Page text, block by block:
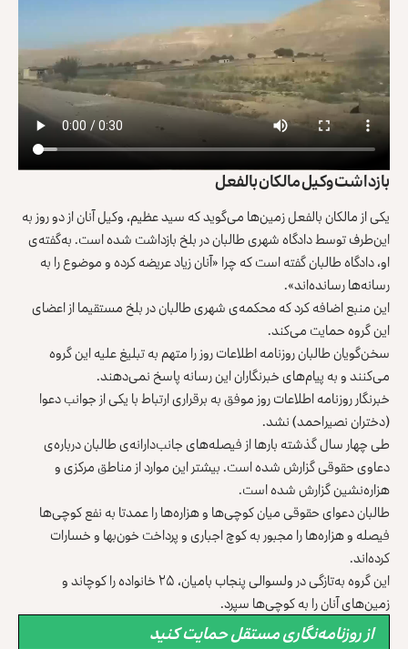
بازداشت وکیل مالکان بالفعل
یکی از مالکان بالفعل زمین‌ها می‌گوید که سید عظیم، وکیل آنان از دو روز به
این‌طرف توسط دادگاه شهری طالبان در بلخ بازداشت شده است. به‌گفته‌ی
او، دادگاه طالبان گفته است که چرا «آنان زیاد عریضه کرده و موضوع را به
رسانه‌ها رسانده‌اند».
این منبع اضافه کرد که محکمه‌ی شهری طالبان در بلخ مستقیما از اعضای
این گروه حمایت می‌کند.
سخن‌گویان طالبان روزنامه اطلاعات روز را متهم به تبلیغ علیه این گروه
می‌کنند و به پیام‌های خبرنگاران این رسانه پاسخ نمی‌دهند.
خبرنگار روزنامه اطلاعات روز موفق به برقراری ارتباط با یکی از جوانب دعوا
(دختران نصیراحمد) نشد.
طی چهار سال گذشته بارها از فیصله‌های جانب‌دارانه‌ی طالبان درباره‌ی
دعاوی حقوقی گزارش شده است. بیشتر این موارد از مناطق مرکزی و
هزاره‌نشین گزارش شده است.
طالبان دعوای حقوقی میان کوچی‌ها و هزاره‌ها را عمدتا به نفع کوچی‌ها
فیصله و هزاره‌ها را مجبور به کوچ اجباری و پرداخت خون‌بها و خسارات
کرده‌اند.
این گروه به‌تازگی در ولسوالی پنجاب بامیان، ۲۵ خانواده را کوچاند و
زمین‌های آنان را به کوچی‌ها سپرد.
از روزنامه‌نگاری مستقل حمایت کنید